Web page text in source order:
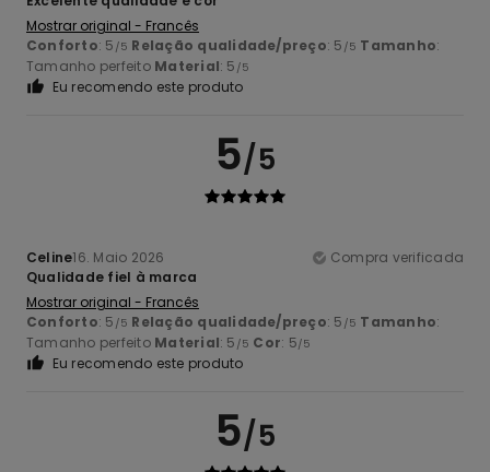
Mostrar original - Francês
Conforto: 5 /5 Relação qualidade/preço: 5 /5 Tamanho:
Tamanho perfeito Material: 5 /5
Eu recomendo este produto
5/5
Celine16. Maio 2026
Compra verificada
Qualidade fiel à marca
Mostrar original - Francês
Conforto: 5 /5 Relação qualidade/preço: 5 /5 Tamanho:
Tamanho perfeito Material: 5 /5 Cor: 5/5
Eu recomendo este produto
5/5